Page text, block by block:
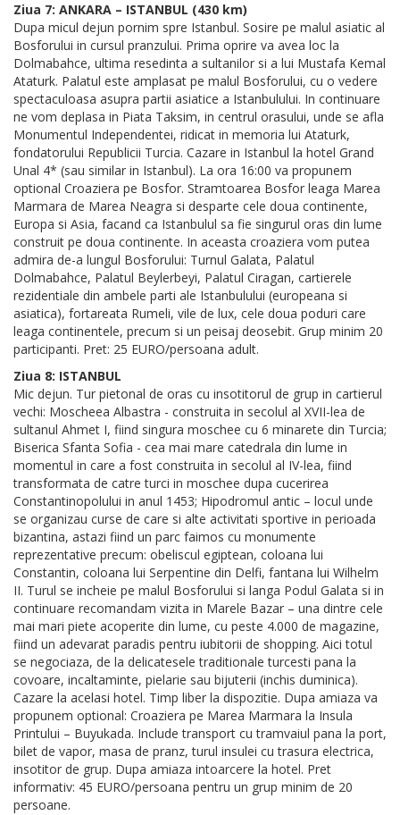
Ziua 7: ANKARA – ISTANBUL (430 km)
Dupa micul dejun pornim spre Istanbul. Sosire pe malul asiatic al
Bosforului in cursul pranzului. Prima oprire va avea loc la
Dolmabahce, ultima resedinta a sultanilor si a lui Mustafa Kemal
Ataturk. Palatul este amplasat pe malul Bosforului, cu o vedere
spectaculoasa asupra partii asiatice a Istanbulului. In continuare
ne vom deplasa in Piata Taksim, in centrul orasului, unde se afla
Monumentul Independentei, ridicat in memoria lui Ataturk,
fondatorului Republicii Turcia. Cazare in Istanbul la hotel Grand
Unal 4* (sau similar in Istanbul). La ora 16:00 va propunem
optional Croaziera pe Bosfor. Stramtoarea Bosfor leaga Marea
Marmara de Marea Neagra si desparte cele doua continente,
Europa si Asia, facand ca Istanbulul sa fie singurul oras din lume
construit pe doua continente. In aceasta croaziera vom putea
admira de-a lungul Bosforului: Turnul Galata, Palatul
Dolmabahce, Palatul Beylerbeyi, Palatul Ciragan, cartierele
rezidentiale din ambele parti ale Istanbulului (europeana si
asiatica), fortareata Rumeli, vile de lux, cele doua poduri care
leaga continentele, precum si un peisaj deosebit. Grup minim 20
participanti. Pret: 25 EURO/persoana adult.
Ziua 8: ISTANBUL
Mic dejun. Tur pietonal de oras cu insotitorul de grup in cartierul
vechi: Moscheea Albastra - construita in secolul al XVII-lea de
sultanul Ahmet I, fiind singura moschee cu 6 minarete din Turcia;
Biserica Sfanta Sofia - cea mai mare catedrala din lume in
momentul in care a fost construita in secolul al IV-lea, fiind
transformata de catre turci in moschee dupa cucerirea
Constantinopolului in anul 1453; Hipodromul antic – locul unde
se organizau curse de care si alte activitati sportive in perioada
bizantina, astazi fiind un parc faimos cu monumente
reprezentative precum: obeliscul egiptean, coloana lui
Constantin, coloana lui Serpentine din Delfi, fantana lui Wilhelm
II. Turul se incheie pe malul Bosforului si langa Podul Galata si in
continuare recomandam vizita in Marele Bazar – una dintre cele
mai mari piete acoperite din lume, cu peste 4.000 de magazine,
fiind un adevarat paradis pentru iubitorii de shopping. Aici totul
se negociaza, de la delicatesele traditionale turcesti pana la
covoare, incaltaminte, pielarie sau bijuterii (inchis duminica).
Cazare la acelasi hotel. Timp liber la dispozitie. Dupa amiaza va
propunem optional: Croaziera pe Marea Marmara la Insula
Printului – Buyukada. Include transport cu tramvaiul pana la port,
bilet de vapor, masa de pranz, turul insulei cu trasura electrica,
insotitor de grup. Dupa amiaza intoarcere la hotel. Pret
informativ: 45 EURO/persoana pentru un grup minim de 20
persoane.